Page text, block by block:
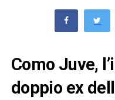
Como Juve,
doppio ex